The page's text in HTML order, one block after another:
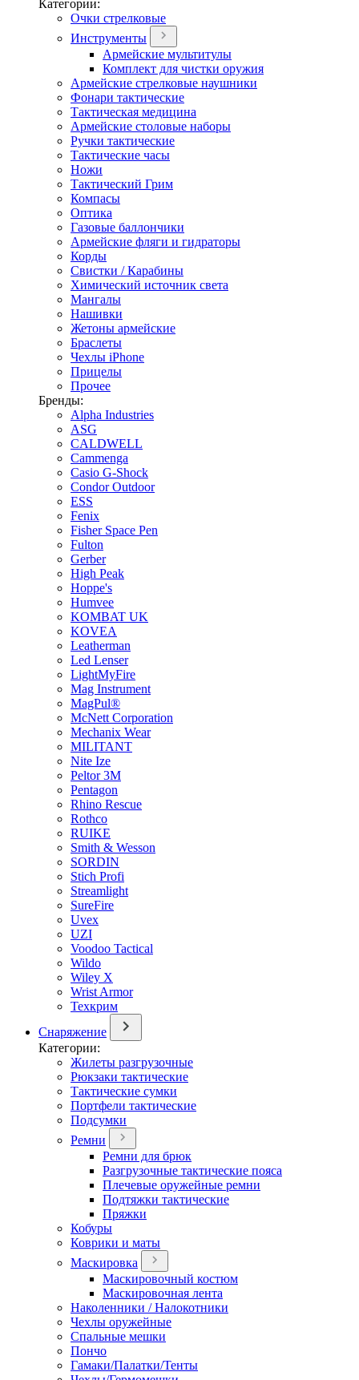
Категории:
Очки стрелковые
Инструменты
Армейские мультитулы
Комплект для чистки оружия
Армейские стрелковые наушники
Фонари тактические
Тактическая медицина
Армейские столовые наборы
Ручки тактические
Тактические часы
Ножи
Тактический Грим
Компасы
Оптика
Газовые баллончики
Армейские фляги и гидраторы
Корды
Свистки / Карабины
Химический источник света
Мангалы
Нашивки
Жетоны армейские
Браслеты
Чехлы iPhone
Прицелы
Прочее
Бренды:
Alpha Industries
ASG
CALDWELL
Cammenga
Casio G-Shock
Condor Outdoor
ESS
Fenix
Fisher Space Pen
Fulton
Gerber
High Peak
Hoppe's
Humvee
KOMBAT UK
KOVEA
Leatherman
Led Lenser
LightMyFire
Mag Instrument
MagPul®
McNett Corporation
Mechanix Wear
MILITANT
Nite Ize
Peltor 3M
Pentagon
Rhino Rescue
Rothco
RUIKE
Smith & Wesson
SORDIN
Stich Profi
Streamlight
SureFire
Uvex
UZI
Voodoo Tactical
Wildo
Wiley X
Wrist Armor
Техкрим
Снаряжение
Категории:
Жилеты разгрузочные
Рюкзаки тактические
Тактические сумки
Портфели тактические
Подсумки
Ремни
Ремни для брюк
Разгрузочные тактические пояса
Плечевые оружейные ремни
Подтяжки тактические
Пряжки
Кобуры
Коврики и маты
Маскировка
Маскировочный костюм
Маскировочная лента
Наколенники / Налокотники
Чехлы оружейные
Спальные мешки
Пончо
Гамаки/Палатки/Тенты